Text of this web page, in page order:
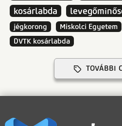
kosárlabda
jégkorong
Miskolci Egyetem
DVTK kosárlabda
TOVÁBBI